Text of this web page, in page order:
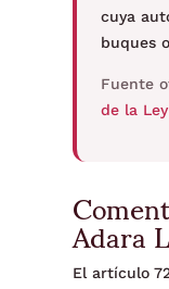
cuya
buques
Fuente
de la
Adara
El artículo